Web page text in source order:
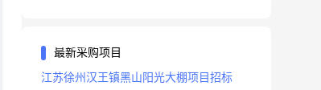
最新采购项目
江苏徐州汉王镇黑山阳光大棚项目招标